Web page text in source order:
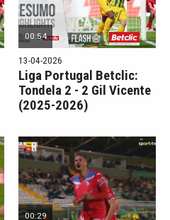
00:54
13-04-2026
Liga Portugal Betclic:
Tondela 2 - 2 Gil Vicente
(2025-2026)
00:29